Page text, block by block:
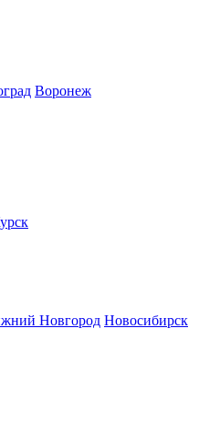
Воронеж
Новгород Новосибирск